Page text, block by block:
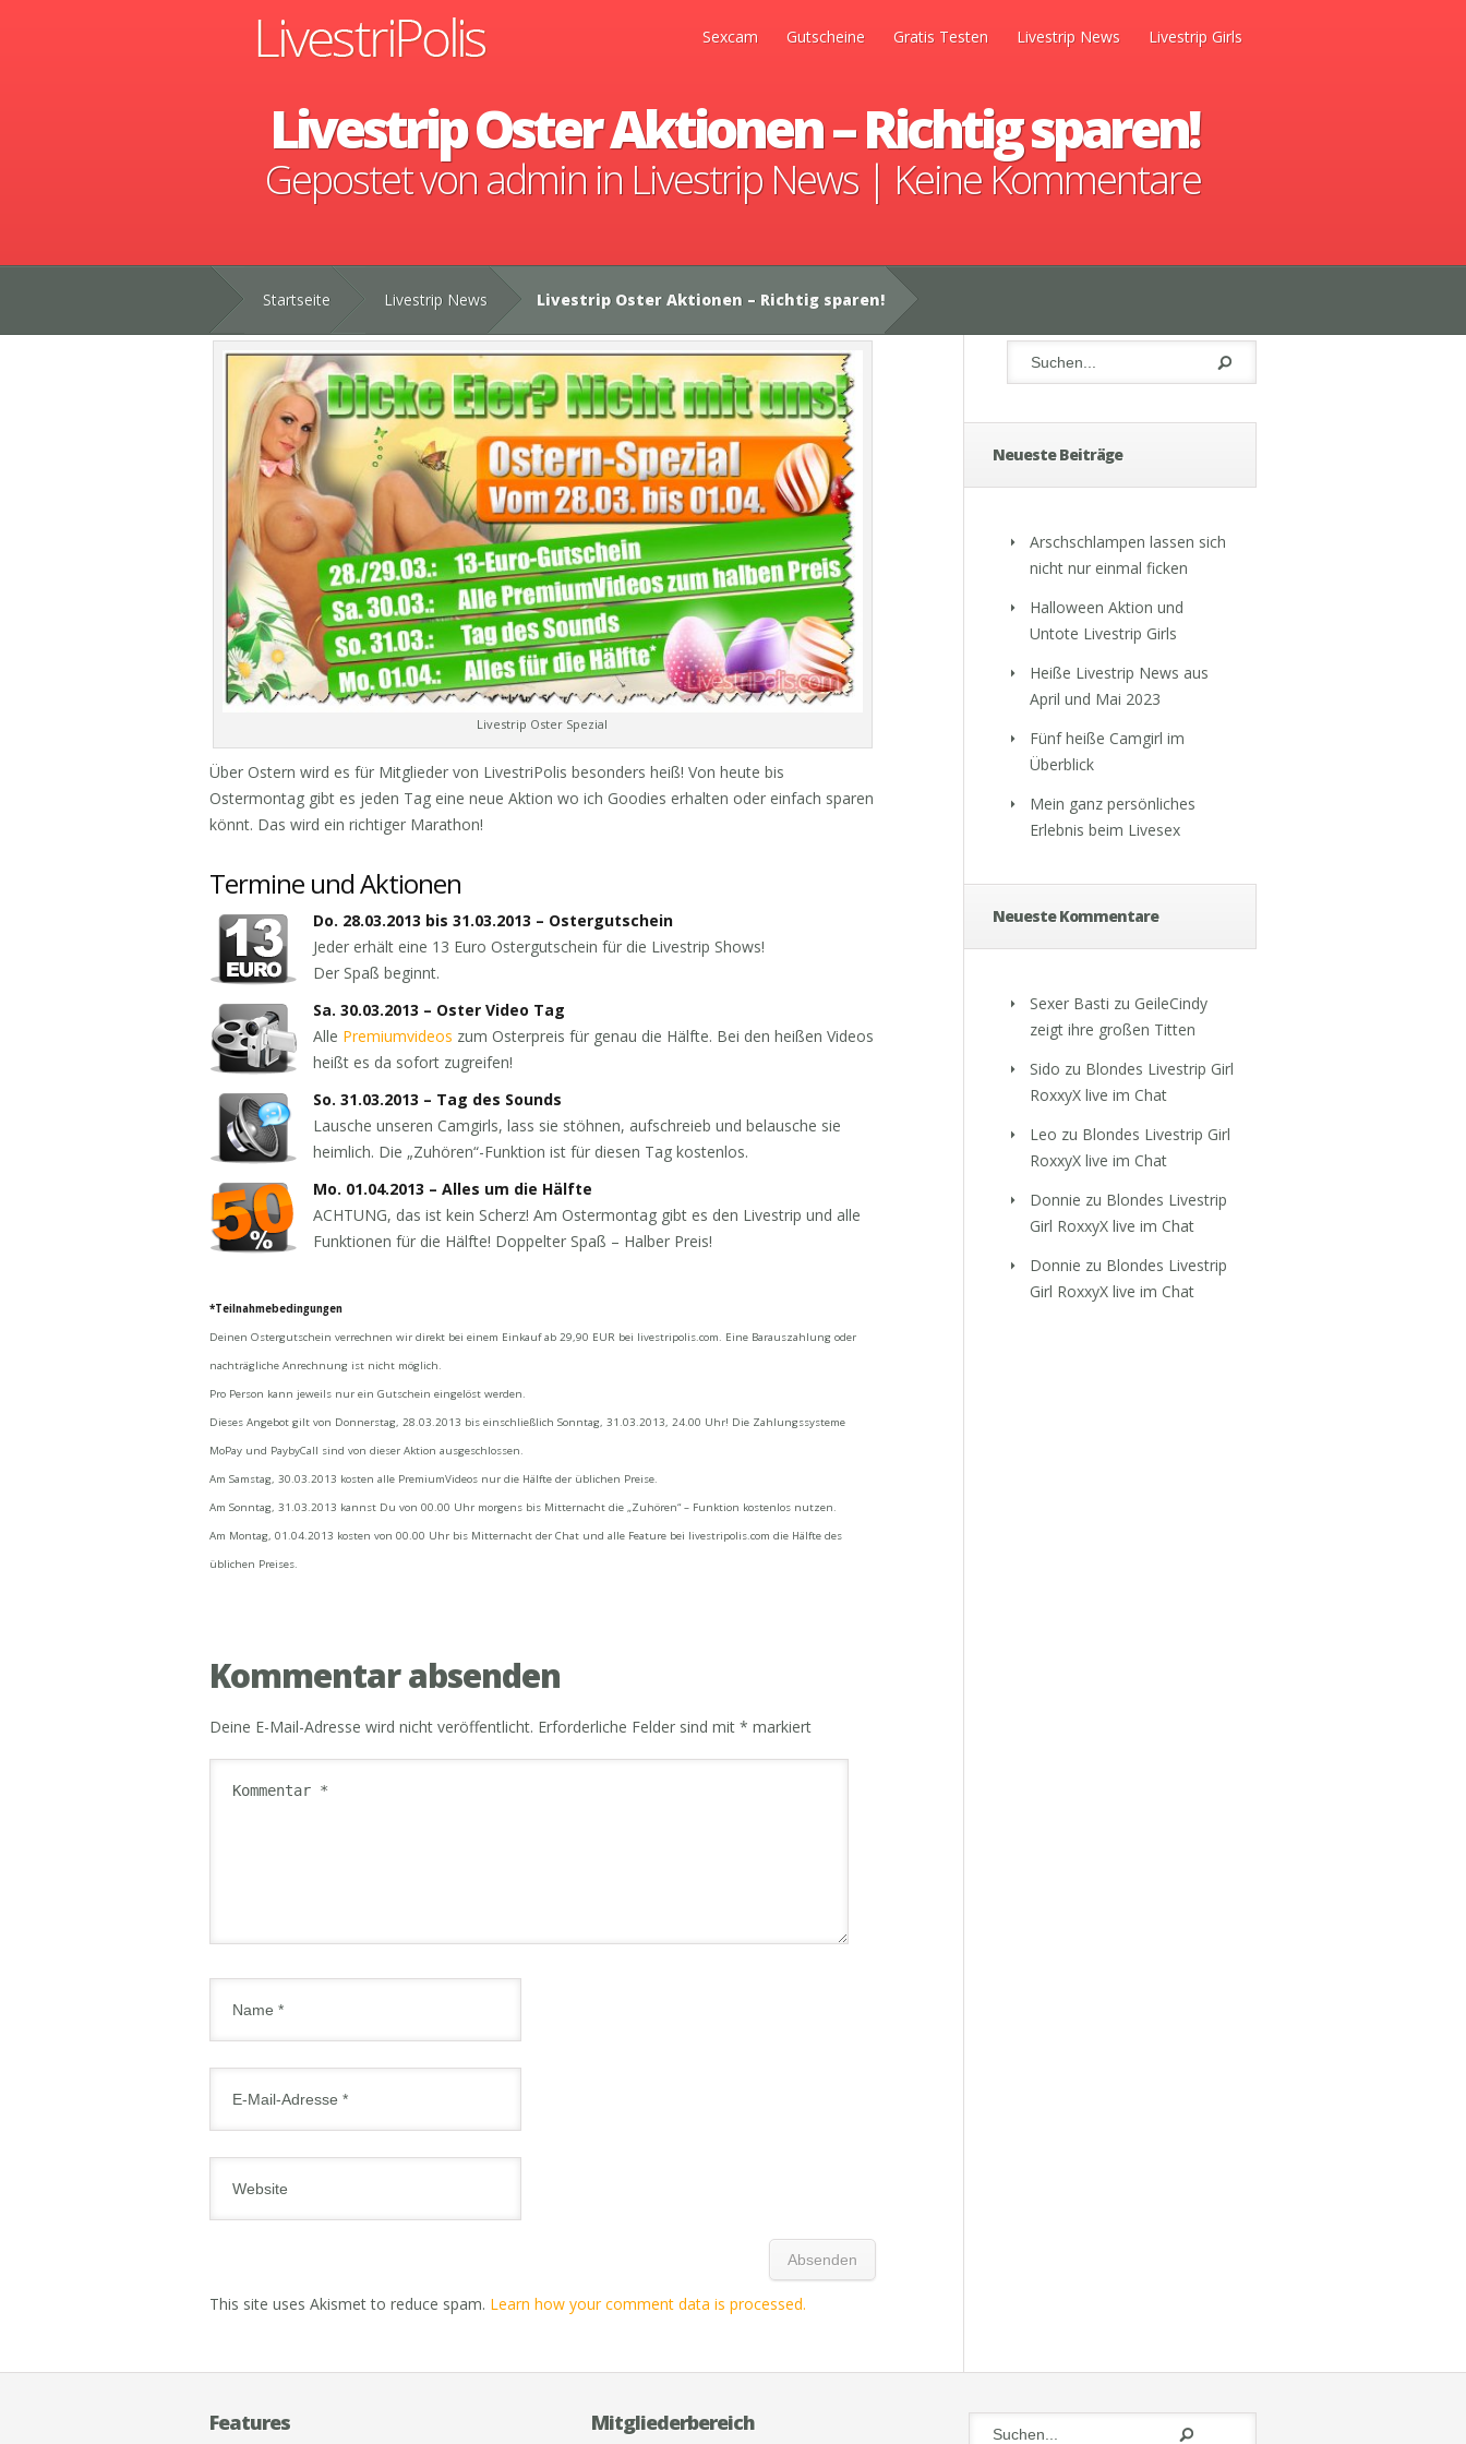
Sexcam Gutscheine Gratis Testen Livestrip News Livestrip Girls
Livestrip Oster Aktionen – Richtig sparen!
Gepostet vonadmin in Livestrip News| Keine Kommentare
Startseite Livestrip News Livestrip Oster Aktionen – Richtig sparen!
Livestrip Oster Spezial
Über Ostern wird es für Mitglieder von LivestriPolis besonders heiß! Von heute bis
Ostermontag gibt es jeden Tag eine neue Aktion wo ich Goodies erhalten oder einfach sparen
könnt. Das wird ein richtiger Marathon!
Termine und Aktionen
Do. 28.03.2013 bis 31.03.2013 – Ostergutschein
Jeder erhält eine 13 Euro Ostergutschein für die Livestrip Shows!
Der Spaß beginnt.
Sa. 30.03.2013 – Oster Video Tag
Alle Premiumvideos zum Osterpreis für genau die Hälfte. Bei den heißen Videos
heißt es da sofort zugreifen!
So. 31.03.2013 – Tag des Sounds
Lausche unseren Camgirls, lass sie stöhnen, aufschreieb und belausche sie
heimlich. Die „Zuhören“-Funktion ist für diesen Tag kostenlos.
Mo. 01.04.2013 – Alles um die Hälfte
ACHTUNG, das ist kein Scherz! Am Ostermontag gibt es den Livestrip und alle
Funktionen für die Hälfte! Doppelter Spaß – Halber Preis!
*Teilnahmebedingungen
Deinen Ostergutschein verrechnen wir direkt bei einem Einkauf ab 29,90 EUR bei livestripolis.com. Eine Barauszahlung oder
nachträgliche Anrechnung ist nicht möglich.
Pro Person kann jeweils nur ein Gutschein eingelöst werden.
Dieses Angebot gilt von Donnerstag, 28.03.2013 bis einschließlich Sonntag, 31.03.2013, 24.00 Uhr! Die Zahlungssysteme
MoPay und PaybyCall sind von dieser Aktion ausgeschlossen.
Am Samstag, 30.03.2013 kosten alle PremiumVideos nur die Hälfte der üblichen Preise.
Am Sonntag, 31.03.2013 kannst Du von 00.00 Uhr morgens bis Mitternacht die „Zuhören“ – Funktion kostenlos nutzen.
Am Montag, 01.04.2013 kosten von 00.00 Uhr bis Mitternacht der Chat und alle Feature bei livestripolis.com die Hälfte des
üblichen Preises.
Kommentar absenden
Deine E-Mail-Adresse wird nicht veröffentlicht. Erforderliche Felder sind mit * markiert
This site uses Akismet to reduce spam. Learn how your comment data is processed.
Neueste Beiträge
Arschschlampen lassen sich
nicht nur einmal ficken
Halloween Aktion und
Untote Livestrip Girls
Heiße Livestrip News aus
April und Mai 2023
Fünf heiße Camgirl im
Überblick
Mein ganz persönliches
Erlebnis beim Livesex
Neueste Kommentare
Sexer Basti zu GeileCindy
zeigt ihre großen Titten
Sido zu Blondes Livestrip Girl
RoxxyX live im Chat
Leo zu Blondes Livestrip Girl
RoxxyX live im Chat
Donnie zu Blondes Livestrip
Girl RoxxyX live im Chat
Donnie zu Blondes Livestrip
Girl RoxxyX live im Chat
Features Mitgliederbereich